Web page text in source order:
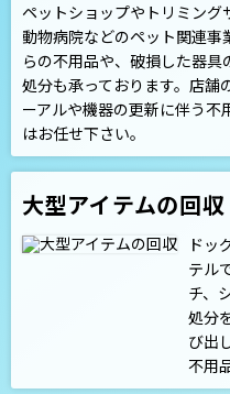
ペットショップやトリミング
動物病院などのペット関連事
らの不用品や、破損した器具
処分も承っております。店舗
ーアルや機器の更新に伴う不
はお任せ下さい。
大型アイテムの回収
ドッ
テル
チ、
処分
び出
不用